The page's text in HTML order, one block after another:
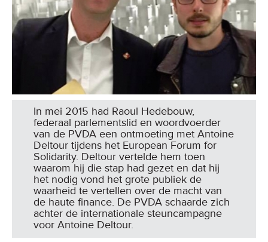
In mei 2015 had Raoul Hedebouw,
federaal parlementslid en woordvoerder
van de PVDA een ontmoeting met Antoine
Deltour tijdens het European Forum for
Solidarity. Deltour vertelde hem toen
waarom hij die stap had gezet en dat hij
het nodig vond het grote publiek de
waarheid te vertellen over de macht van
de haute finance. De PVDA schaarde zich
achter de internationale steuncampagne
voor Antoine Deltour.